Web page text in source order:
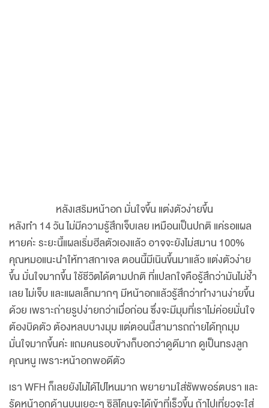
หลังเสริมหน้าอก มั่นใจขึ้น แต่งตัวง่ายขึ้น
หลังทำ 14 วัน ไม่มีความรู้สึกเจ็บเลย เหมือนเป็นปกติ แค่รอแผล
หายค่ะ ระยะนี้แผลเริ่มฮีลตัวเองแล้ว อาจจะยังไม่สมาน 100%
คุณหมอแนะนำให้ทาสกาเจล ตอนนี้มีเนินขึ้นมาแล้ว แต่งตัวง่าย
ขึ้น มั่นใจมากขึ้น ใช้ชีวิตได้ตามปกติ ที่แปลกใจคือรู้สึกว่ามันไม่ช้ำ
เลย ไม่เจ็บ และแผลเล็กมากๆ มีหน้าอกแล้วรู้สึกว่าทำงานง่ายขึ้น
ด้วย เพราะถ่ายรูปง่ายกว่าเมื่อก่อน ซึ่งจะมีมุมที่เราไม่ค่อยมั่นใจ
ต้องบิดตัว ต้องหลบบางมุม แต่ตอนนี้สามารถถ่ายได้ทุกมุม
มั่นใจมากขึ้นค่ะ แถมคนรอบข้างก็บอกว่าดูดีมาก ดูเป็นทรงลูก
คุณหนู เพราะหน้าอกพอดีตัว
เรา WFH ก็เลยยังไม่ได้ไปไหนมาก พยายามใส่ซัพพอร์ตบรา และ
รัดหน้าอกด้านบนเยอะๆ ซิลิโคนจะได้เข้าที่เร็วขึ้น ถ้าไปเที่ยวจะใส่